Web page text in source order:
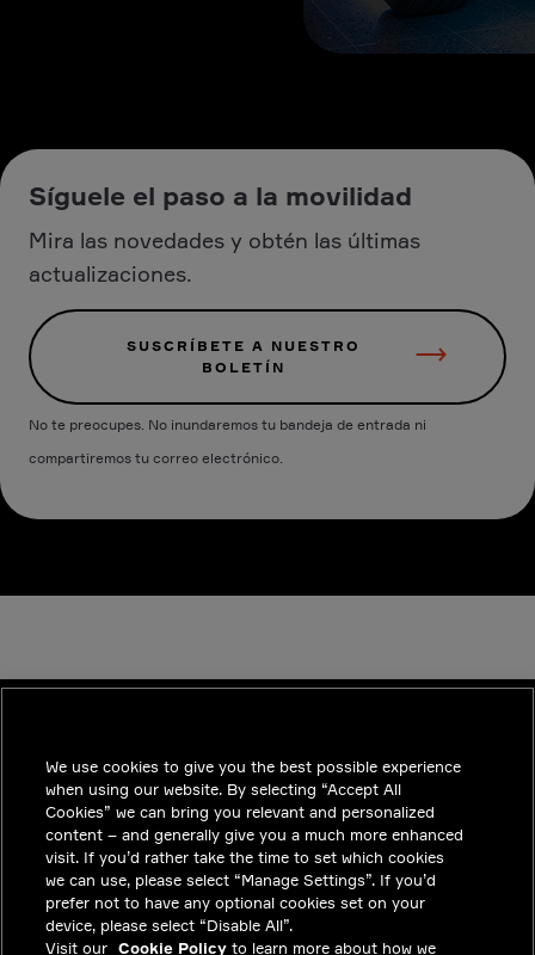
Síguele el paso a la movilidad
Mira las novedades y obtén las últimas
actualizaciones.
SUSCRÍBETE A NUESTRO
BOLETÍN
No te preocupes. No inundaremos tu bandeja de entrada ni
compartiremos tu correo electrónico.
INDUSTRIES
TENDENCIAS
SOLUCIONES
CARRERAS
INVERSIONISTAS
We use cookies to give you the best possible experience
when using our website. By selecting “Accept All
Cookies” we can bring you relevant and personalized
content – and generally give you a much more enhanced
visit. If you’d rather take the time to set which cookies
we can use, please select “Manage Settings”. If you’d
prefer not to have any optional cookies set on your
device, please select “Disable All”.
Visit our Cookie Policy to learn more about how we